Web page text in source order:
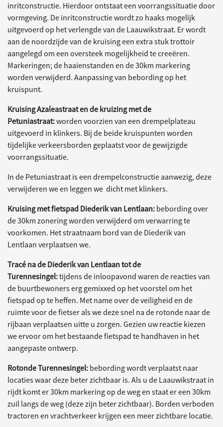
inritconstructie. Hierdoor ontstaat een voorrangssituatie door
vormgeving. De inritconstructie wordt zo haaks mogelijk
uitgevoerd op het verlengde van de Laauwikstraat. Er wordt
aan de noordzijde van de kruising een extra stuk trottoir
aangelegd om een oversteek mogelijkheid te creeëren.
Markeringen; de haaienstanden en de 30km markering
worden verwijderd. Aanpassing van bebording op het
kruispunt.
Kruising Azaleastraat en de kruizing met de
Petuniastraat:worden voorzien van een drempelplateau
uitgevoerd in klinkers. Bij de beide kruispunten worden
tijdelijke verkeersborden geplaatst voor de gewijzigde
voorrangssituatie.
In de Petuniastraat is een drempelconstructie aanwezig, deze
verwijderen we en leggen we dicht met klinkers.
Kruising met fietspad Diederik van Lentlaan: bebording over
de 30km zonering worden verwijderd om verwarring te
voorkomen. Het straatnaam bord van de Diederik van
Lentlaan verplaatsen we.
Tracé na de Diederik van Lentlaan tot de
Turennesingel:tijdens de inloopavond waren de reacties van
de buurtbewoners erg gemixxed op het voorstel om het
fietspad op te heffen. Met name over de veiligheid en de
ruimte voor de fietser als we deze snel na de rotonde naar de
rijbaan verplaatsen uitte u zorgen. Gezien uw reactie kiezen
we ervoor om het bestaande fietspad te handhaven in het
aangepaste ontwerp.
Rotonde Turennesingel: bebording wordt verplaatst naar
locaties waar deze beter zichtbaar is. Als u de Laauwikstraat in
rijdt komt er 30km markering op de weg en staat er een 30km
zuil langs de weg (deze zijn beter zichtbaar). Borden verboden
tractoren en vrachtverkeer krijgen een meer zichtbare locatie.